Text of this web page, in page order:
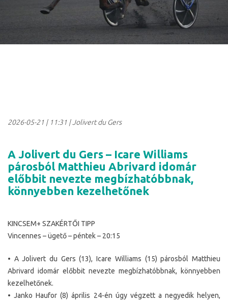
2026-05-21 | 11:31 | Jolivert du Gers
A Jolivert du Gers – Icare Williams
párosból Matthieu Abrivard idomár
előbbit nevezte megbízhatóbbnak,
könnyebben kezelhetőnek
KINCSEM+ SZAKÉRTŐI TIPP
Vincennes – ügető – péntek – 20:15
• A Jolivert du Gers (13), Icare Williams (15) párosból Matthieu
Abrivard idomár előbbit nevezte megbízhatóbbnak, könnyebben
kezelhetőnek.
• Janko Haufor (8) április 24-én úgy végzett a negyedik helyen,